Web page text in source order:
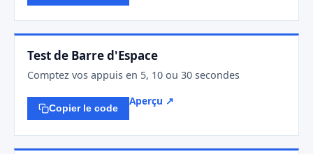
Test de Barre d'Espace
Comptez vos appuis en 5, 10 ou 30 secondes
Copier le code
Aperçu ↗